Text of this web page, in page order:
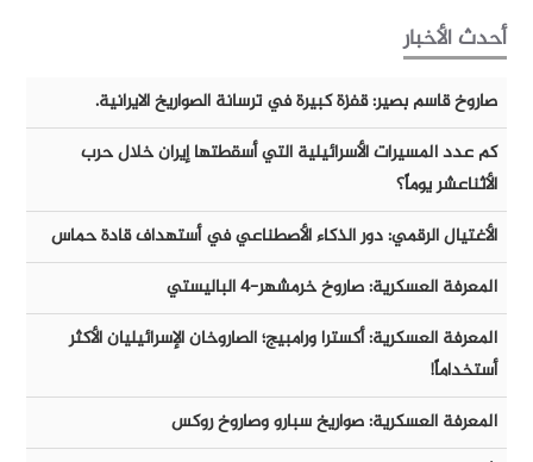
أحدث الأخبار
صاروخ قاسم بصير: قفزة كبيرة في ترسانة الصواريخ الايرانية.
كم عدد المسيرات الأسرائيلية التي أسقطتها إيران خلال حرب
الأثناعشر يوماً؟
الأغتيال الرقمي: دور الذكاء الأصطناعي في أستهداف قادة حماس
المعرفة العسكرية: صاروخ خرمشهر-٤ الباليستي
المعرفة العسكرية: أكسترا ورامبيج؛ الصاروخان الإسرائيليان الأكثر
أستخداماً!
المعرفة العسكرية: صواريخ سبارو وصاروخ روكس